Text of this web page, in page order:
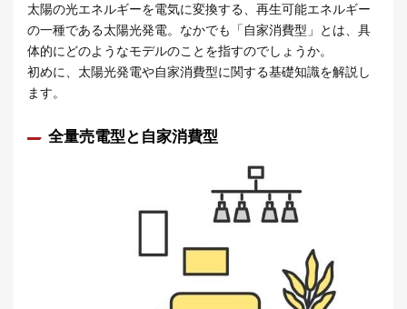
太陽の光エネルギーを電気に変換する、再生可能エネルギー
の一種である太陽光発電。なかでも「自家消費型」とは、具
体的にどのようなモデルのことを指すのでしょうか。
初めに、太陽光発電や自家消費型に関する基礎知識を解説し
ます。
全量売電型と自家消費型